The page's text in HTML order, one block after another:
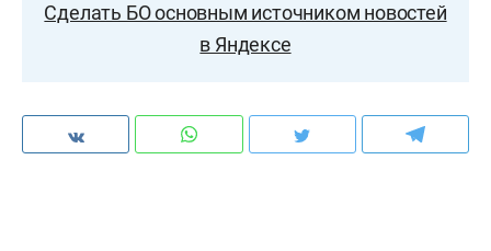
Сделать БО основным источником новостей
в Яндексе